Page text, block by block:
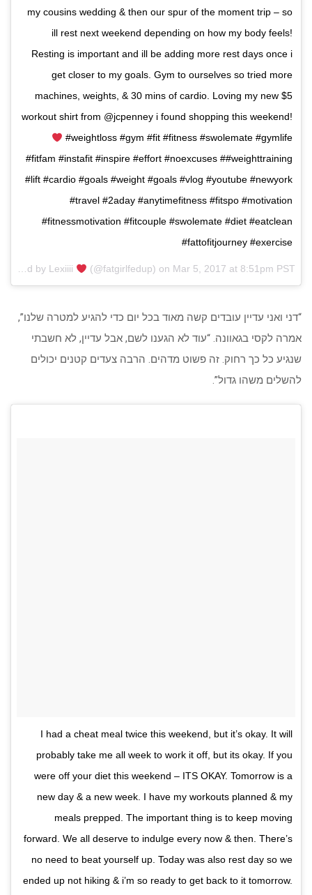
my cousins wedding & then our spur of the moment trip – so
ill rest next weekend depending on how my body feels!
Resting is important and ill be adding more rest days once i
get closer to my goals. Gym to ourselves so tried more
machines, weights, & 30 mins of cardio. Loving my new $5
workout shirt from @jcpenney i found shopping this weekend!
#weightloss #gym #fit #fitness #swolemate #gymlife
#fitfam #instafit #inspire #effort #noexcuses ##weighttraining
#lift #cardio #goals #weight #goals #vlog #youtube #newyork
#travel #2aday #anytimefitness #fitspo #motivation
#fitnessmotivation #fitcouple #swolemate #diet #eatclean
#fattofitjourney #exercise
A post shared by Lexiiii (@fatgirlfedup) on Mar 5, 2017 at 8:51pm PST
“דני ואני עדיין עובדים קשה מאוד בכל יום כדי להגיע למטרה שלנו”,
אמרה לקסי בגאוונה. “עוד לא הגענו לשם, אבל עדיין, לא חשבתי
שנגיע כל כך רחוק. זה פשוט מדהים. הרבה צעדים קטנים יכולים
להשלים משהו גדול”.
I had a cheat meal twice this weekend, but it’s okay. It will
probably take me all week to work it off, but its okay. If you
were off your diet this weekend – ITS OKAY. Tomorrow is a
new day & a new week. I have my workouts planned & my
meals prepped. The important thing is to keep moving
forward. We all deserve to indulge every now & then. There’s
no need to beat yourself up. Today was also rest day so we
ended up not hiking & i’m so ready to get back to it tomorrow.